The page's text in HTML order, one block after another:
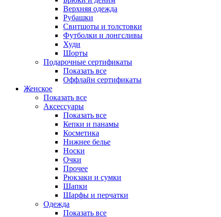
Верхняя одежда
Рубашки
Свитшоты и толстовки
Футболки и лонгсливы
Худи
Шорты
Подарочные сертификаты
Показать все
Оффлайн сертификаты
Женское
Показать все
Аксессуары
Показать все
Кепки и панамы
Косметика
Нижнее белье
Носки
Очки
Прочее
Рюкзаки и сумки
Шапки
Шарфы и перчатки
Одежда
Показать все